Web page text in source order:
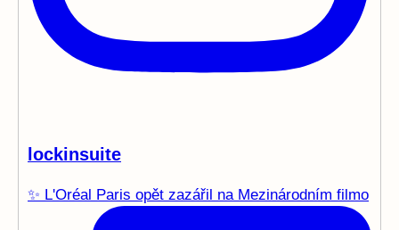
lockinsuite
✨ L'Oréal Paris opět zazářil na Mezinárodním filmo